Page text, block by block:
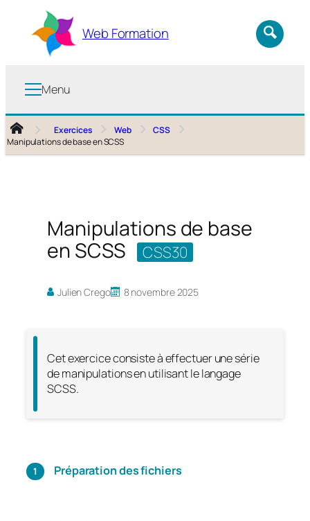
contenu
Web Formation
Menu
Exercices Web
CSS
Manipulations de base en SCSS
Manipulations de base
en SCSS
CSS30
Julien Crego 8 novembre 2025
Cet exercice consiste à effectuer une série
de manipulations en utilisant le langage
SCSS.
Préparation des fichiers